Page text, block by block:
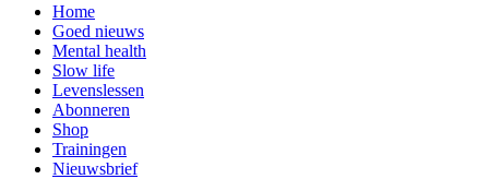
Home
Goed nieuws
Mental health
Slow life
Levenslessen
Abonneren
Shop
Trainingen
Nieuwsbrief